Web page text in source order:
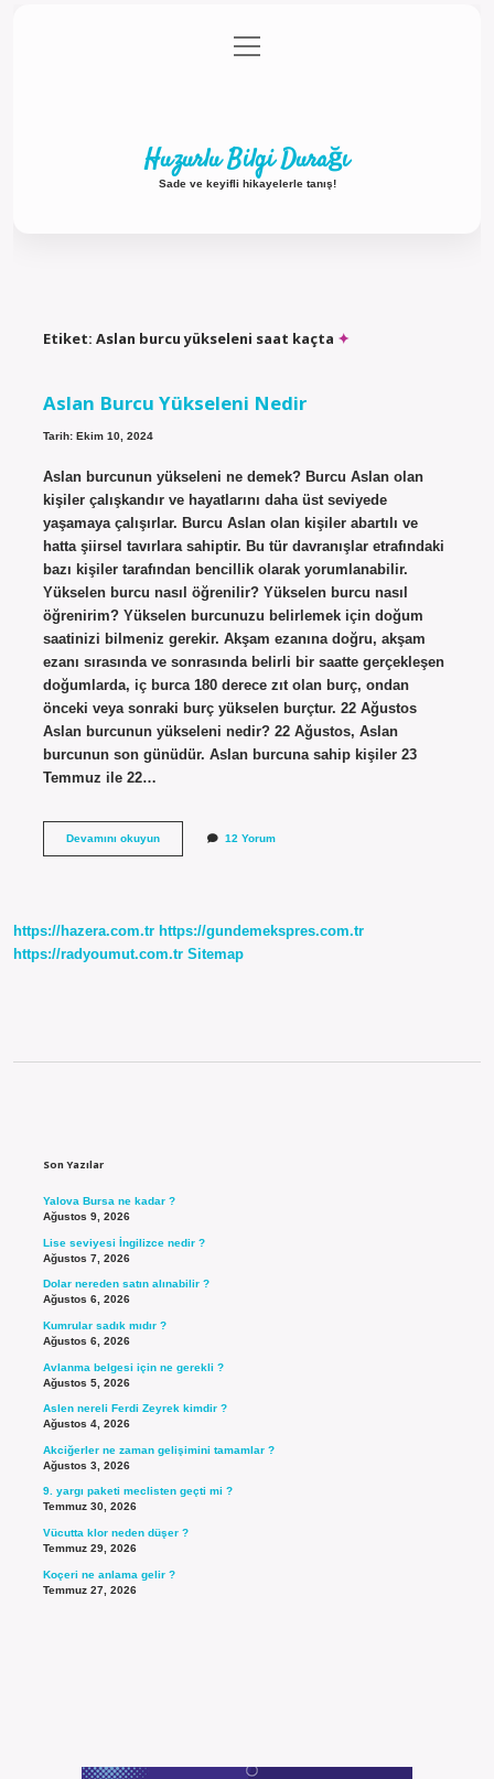
Gizlilik Politikası
menüyü
aç
Huzurlu Bilgi Durağı
Sade ve keyifli hikayelerle tanış!
Etiket: Aslan burcu yükseleni saat kaçta
Aslan Burcu Yükseleni Nedir
Tarih: Ekim 10, 2024
Aslan burcunun yükseleni ne demek? Burcu Aslan olan
kişiler çalışkandır ve hayatlarını daha üst seviyede
yaşamaya çalışırlar. Burcu Aslan olan kişiler abartılı ve
hatta şiirsel tavırlara sahiptir. Bu tür davranışlar etrafındaki
bazı kişiler tarafından bencillik olarak yorumlanabilir.
Yükselen burcu nasıl öğrenilir? Yükselen burcu nasıl
öğrenirim? Yükselen burcunuzu belirlemek için doğum
saatinizi bilmeniz gerekir. Akşam ezanına doğru, akşam
ezanı sırasında ve sonrasında belirli bir saatte gerçekleşen
doğumlarda, iç burca 180 derece zıt olan burç, ondan
önceki veya sonraki burç yükselen burçtur. 22 Ağustos
Aslan burcunun yükseleni nedir? 22 Ağustos, Aslan
burcunun son günüdür. Aslan burcuna sahip kişiler 23
Temmuz ile 22…
Devamını okuyunAslan
12 Yorum
https://hazera.com.tr https://gundemekspres.com.tr
https://radyoumut.com.tr Sitemap
Son Yazılar
Yalova Bursa ne kadar ?
Ağustos 9, 2026
Lise seviyesi İngilizce nedir ?
Ağustos 7, 2026
Dolar nereden satın alınabilir ?
Ağustos 6, 2026
Kumrular sadık mıdır ?
Ağustos 6, 2026
Avlanma belgesi için ne gerekli ?
Ağustos 5, 2026
Aslen nereli Ferdi Zeyrek kimdir ?
Ağustos 4, 2026
Akciğerler ne zaman gelişimini tamamlar ?
Ağustos 3, 2026
9. yargı paketi meclisten geçti mi ?
Temmuz 30, 2026
Vücutta klor neden düşer ?
Temmuz 29, 2026
Koçeri ne anlama gelir ?
Temmuz 27, 2026